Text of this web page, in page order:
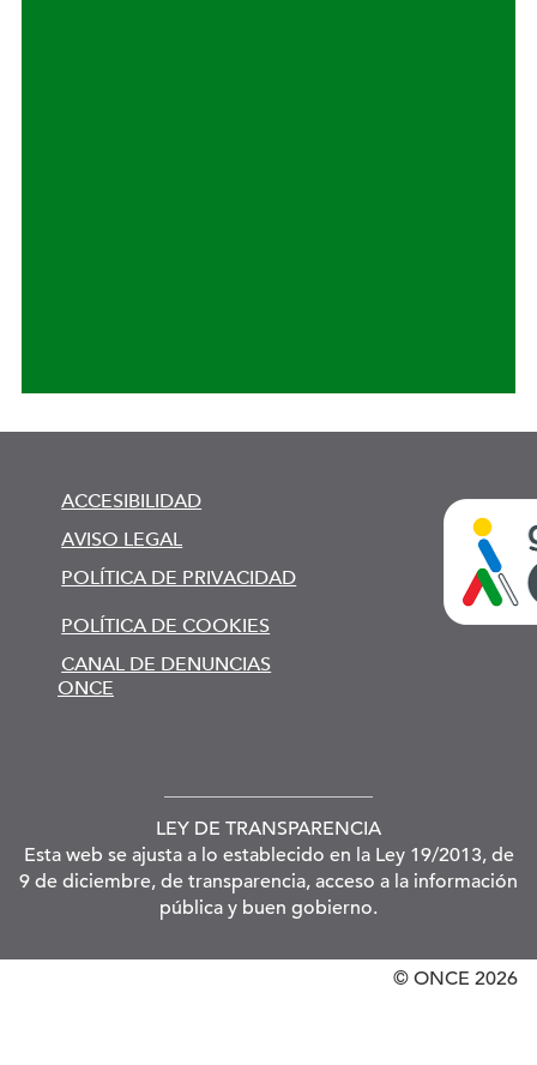
ACCESIBILIDAD
AVISO LEGAL
POLÍTICA DE PRIVACIDAD
POLÍTICA DE COOKIES
CANAL DE DENUNCIAS
ONCE
LEY DE TRANSPARENCIA
Esta web se ajusta a lo establecido en la Ley 19/2013, de
9 de diciembre, de transparencia, acceso a la información
pública y buen gobierno.
© ONCE 2026